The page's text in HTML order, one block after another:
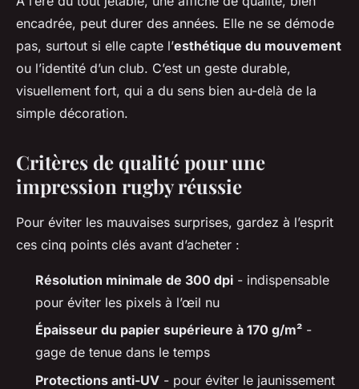
encadrée, peut durer des années. Elle ne se démode
pas, surtout si elle capte l’esthétique du mouvement
ou l’identité d’un club. C’est un geste durable,
visuellement fort, qui a du sens bien au-delà de la
simple décoration.
Critères de qualité pour une
impression rugby réussie
Pour éviter les mauvaises surprises, gardez à l’esprit
ces cinq points clés avant d’acheter :
Résolution minimale de 300 dpi - indispensable
pour éviter les pixels à l’œil nu
Épaisseur du papier supérieure à 170 g/m² -
gage de tenue dans le temps
Protections anti-UV - pour éviter le jaunissement